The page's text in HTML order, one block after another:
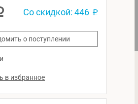
Со скидкой: 446 p
о поступлении